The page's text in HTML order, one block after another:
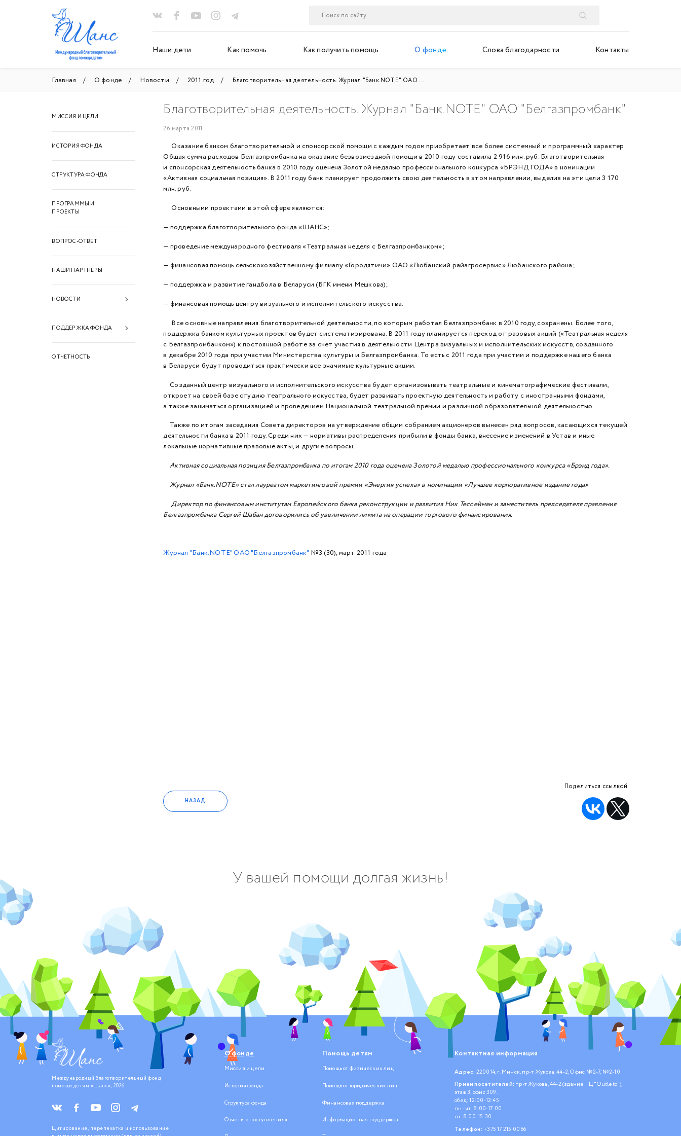
Наши дети Как помочь Как получить помощь О фонде Слова благодарности Контакты
Главная О фонде Новости 2011 год Благотворительная деятельность. Журнал "Банк.NOTE" ОАО ...
МИССИЯ И ЦЕЛИ
ИСТОРИЯ ФОНДА
СТРУКТУРА ФОНДА
ПРОГРАММЫ И
ПРОЕКТЫ
ВОПРОС-ОТВЕТ
НАШИ ПАРТНЕРЫ
НОВОСТИ
2025 год
2024 год
ПОДДЕРЖКА ФОНДА
ОТЧЕТНОСТЬ
Благотворительная деятельность. Журнал "Банк.NOTE" ОАО "Белгазпромбанк"
26 марта 2011
Оказание банком благотворительной и спонсорской помощи с каждым годом приобретает все более системный и программный характер.
Общая сумма расходов Белгазпромбанка на оказание безвозмездной помощи в 2010 году составила 2 916 млн. руб. Благотворительная
и спонсорская деятельность банка в 2010 году оценена Золотой медалью профессионального конкурса «БРЭНД ГОДА» в номинации
«Активная социальная позиция». В 2011 году банк планирует продолжить свою деятельность в этом направлении, выделив на эти цели 3 170
млн. руб.
Основными проектами в этой сфере являются:
— поддержка благотворительного фонда «ШАНС»;
— проведение международного фестиваля «Театральная неделя с Белгазпромбанком»;
— финансовая помощь сельскохозяйственному филиалу «Городятичи» ОАО «Любанский райаг­росервис» Любанского района;
— поддержка и развитие гандбола в Беларуси (БГК имени Мешкова);
— финансовая помощь центру визуального и ис­полнительского искусства.
Все основные направления благотворительной деятельности, по которым работал Белгазпромбанк в 2010 году, сохранены. Более того,
поддержка банком культурных проектов будет систематизирована. В 2011 году планируется переход от разовых акций («Театральная неделя
с Белгазпромбанком») к постоянной работе за счет участия в деятельности Центра визуальных и ис­полнительских искусств, созданного
в декабре 2010 года при участии Министерства культуры и Белгазпромбанка. То есть с 2011 года при участии и поддержке нашего банка
в Беларуси будут проводиться практически все значимые культурные акции.
Созданный центр визуального и ис­полнительского искусства будет организовывать теат­ральные и кинематографические фестивали,
откроет на своей базе студию театрального искусства, будет развивать проектную дея­тельность и работу с иностранными фондами,
а также заниматься организацией и про­ведением Национальной театральной премии и различной образовательной деятельностью.
Также по итогам заседания Совета директоров на утверждение общим собранием акционеров вынесен ряд вопросов, касающихся текущей
деятельности банка в 2011 году. Среди них — нормативы распределения прибыли в фонды банка, внесение изменений в Устав и иные
локальные нормативные правовые акты, и другие вопросы.
Активная социальная позиция Белгазпромбанка по итогам 2010 года оценена Золотой медалью профессионального конкурса «Брэнд года».
Журнал «Банк.NOTE» стал лауреатом маркетинговой премии «Энергия успеха» в номинации «Лучшее корпоративное издание года»
Директор по финансовым институтам Европейского банка реконструкции и развития Ник Тессейман и заместитель председателя правления
Белгазпромбанка Сергей Шабан договорились об увеличении лимита на операции торгового финансирования.
Журнал "Банк.NOTE" ОАО "Белгазпромбанк" №3 (30), март 2011 года
НАЗАД
Поделиться ссылкой:
У вашей помощи долгая жизнь!
Международный благотворительный фонд
помощи детям «Шанс», 2026
Цитирование, перепечатка и использование
О фонде
Миссия и цели
История фонда
Структура фонда
Отчеты о поступлениях
Помощь детям
Помощь от физических лиц
Помощь от юридических лиц
Финансовая поддержка
Информационная поддержка
Контактная информация
Адрес: 220014, г. Минск, пр-т Жукова, 44-2, Офис №2-7, №2-10
Прием посетителей: пр-т Жукова, 44-2 (здание ТЦ "Outleto"),
этаж 3, офис 309.
обед: 12:00-12:45
пн.- чт. 8:00-17:00
пт. 8:00-15:30
Телефон: +375 17 215 00 66